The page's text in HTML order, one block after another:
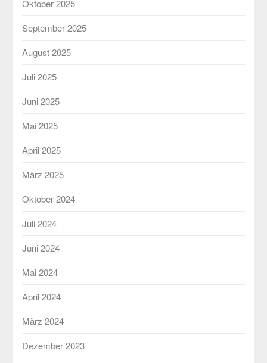
Oktober 2025
September 2025
August 2025
Juli 2025
Juni 2025
Mai 2025
April 2025
März 2025
Oktober 2024
Juli 2024
Juni 2024
Mai 2024
April 2024
März 2024
Dezember 2023